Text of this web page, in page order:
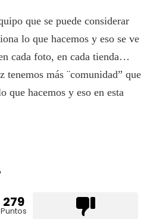
que se puede considerar
lo que hacemos y eso se ve
cada foto, en cada tienda…
tenemos más ¨comunidad” que
que hacemos y eso en esta
279
Puntos